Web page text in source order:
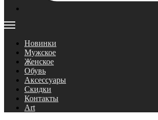
Новинки
Мужское
Женское
Обувь
Аксессуары
Скидки
Контакты
Art